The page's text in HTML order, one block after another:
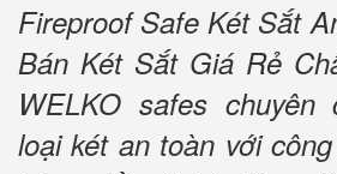
Fireproof Safe Két Sắt
Bán Két Sắt Giá Rẻ
WELKO safes
loại két an toàn với